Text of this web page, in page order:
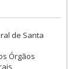
de Santa
Órgãos